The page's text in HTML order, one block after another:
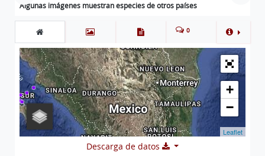
Algunas imágenes muestran especies de otros países
0
+
−
Leaflet
Descarga de datos